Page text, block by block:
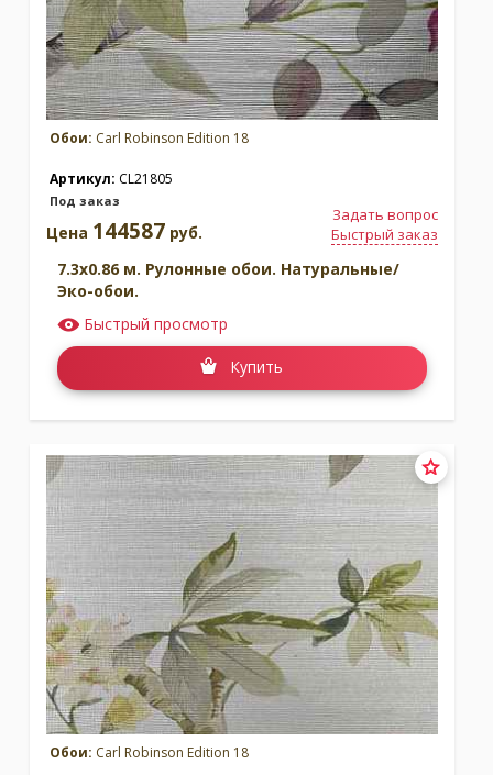
Обои: Carl Robinson Edition 18
Артикул: CL21805
Под заказ
Задать вопрос
Быстрый заказ
Цена 144587 руб.
7.3x0.86 м. Рулонные обои. Натуральные/
Эко-обои.
Быстрый просмотр
Купить
Обои: Carl Robinson Edition 18